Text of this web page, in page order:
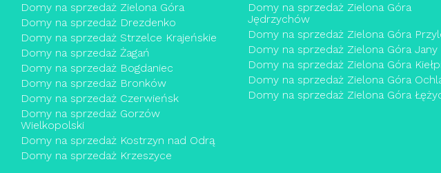
Domy na sprzedaż Zielona Góra
Domy na sprzedaż Drezdenko
Domy na sprzedaż Strzelce Krajeńskie
Domy na sprzedaż Żagań
Domy na sprzedaż Bogdaniec
Domy na sprzedaż Bronków
Domy na sprzedaż Czerwieńsk
Domy na sprzedaż Gorzów
Wielkopolski
Domy na sprzedaż Kostrzyn nad Odrą
Domy na sprzedaż Krzeszyce
Domy na sprzedaż Zielona Góra
Jędrzychów
Domy na sprzedaż Zielona Góra
Domy na sprzedaż Zielona Góra Jany
Domy na sprzedaż Zielona Góra
Domy na sprzedaż Zielona Góra
Domy na sprzedaż Zielona Góra